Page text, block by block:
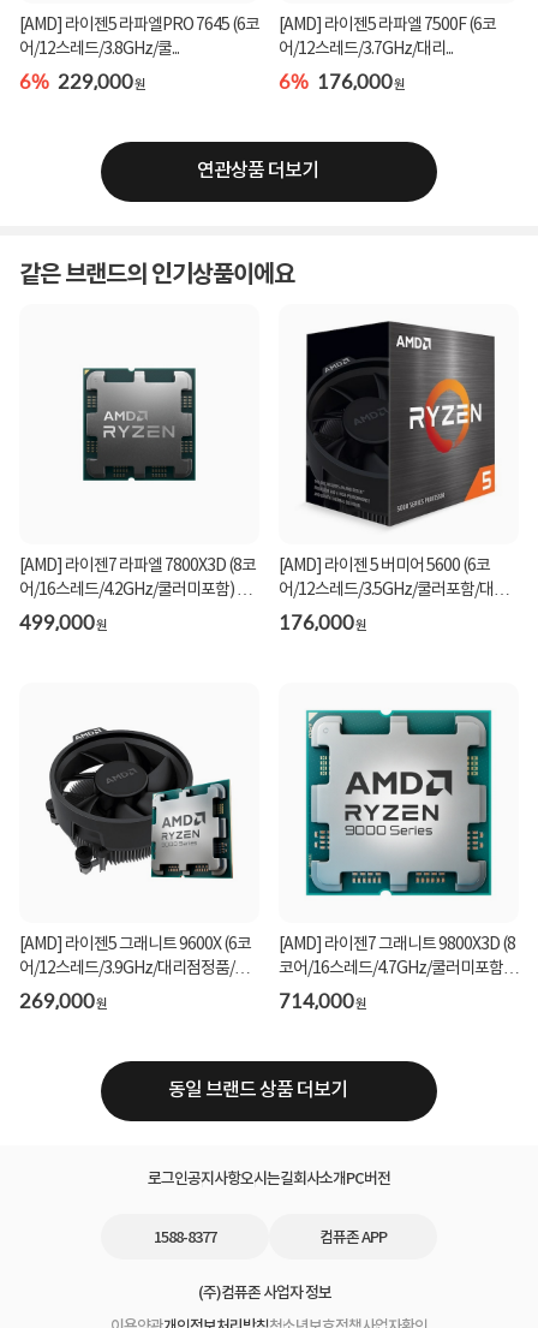
[AMD] 라이젠5 라파엘PRO 7645 (6코
어/12스레드/3.8GHz/쿨...
6% 229,000원
[AMD] 라이젠5 라파엘 7500F (6코
어/12스레드/3.7GHz/대리...
6% 176,000원
연관상품 더보기
같은 브랜드의 인기상품이에요
[AMD] 라이젠7 라파엘 7800X3D (8코
어/16스레드/4.2GHz/쿨러미포함) 멀
티팩
499,000원
[AMD] 라이젠 5 버미어 5600 (6코
어/12스레드/3.5GHz/쿨러포함/대리
점정품) [정품박...
176,000원
[AMD] 라이젠5 그래니트 9600X (6코
어/12스레드/3.9GHz/대리점정품/쿨
러포함) 멀티팩
269,000원
[AMD] 라이젠7 그래니트 9800X3D (8
코어/16스레드/4.7GHz/쿨러미포함)
[멀티팩]
714,000원
동일 브랜드 상품 더보기
로그인공지사항오시는길회사소개PC버전
1588-8377 컴퓨존 APP
(주)컴퓨존 사업자 정보